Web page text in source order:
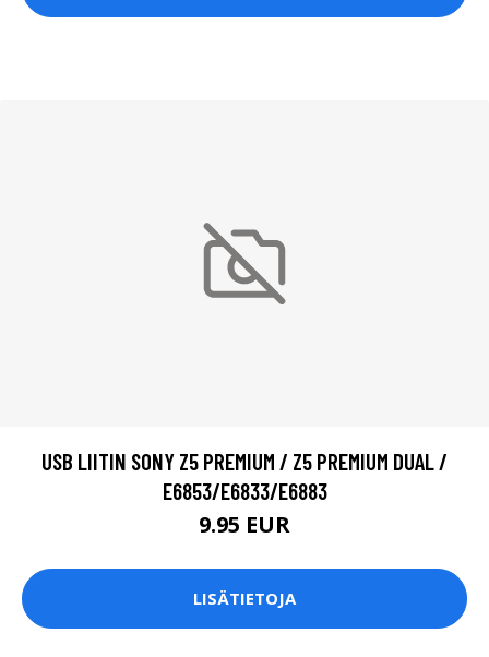
USB LIITIN SONY Z5 PREMIUM / Z5 PREMIUM DUAL /
E6853/E6833/E6883
9.95 EUR
LISÄTIETOJA